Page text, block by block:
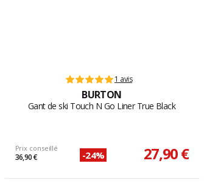
1 avis
BURTON
Gant de ski Touch N Go Liner True Black
Prix conseillé
36,90 € -24% 27,90 €